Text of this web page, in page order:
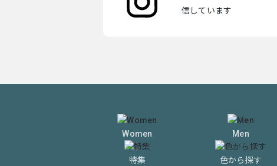
信しています
Women Men
特集 色から探す